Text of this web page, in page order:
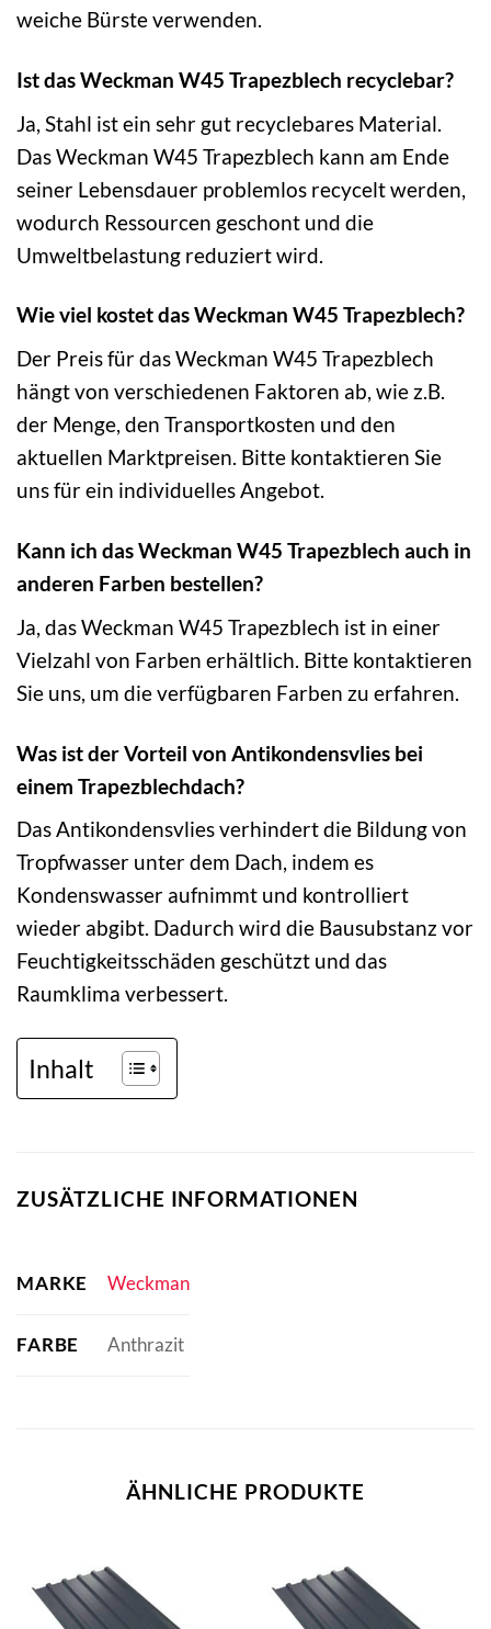
weiche Bürste verwenden.
Ist das Weckman W45 Trapezblech recyclebar?
Ja, Stahl ist ein sehr gut recyclebares Material.
Das Weckman W45 Trapezblech kann am Ende
seiner Lebensdauer problemlos recycelt werden,
wodurch Ressourcen geschont und die
Umweltbelastung reduziert wird.
Wie viel kostet das Weckman W45 Trapezblech?
Der Preis für das Weckman W45 Trapezblech
hängt von verschiedenen Faktoren ab, wie z.B.
der Menge, den Transportkosten und den
aktuellen Marktpreisen. Bitte kontaktieren Sie
uns für ein individuelles Angebot.
Kann ich das Weckman W45 Trapezblech auch in
anderen Farben bestellen?
Ja, das Weckman W45 Trapezblech ist in einer
Vielzahl von Farben erhältlich. Bitte kontaktieren
Sie uns, um die verfügbaren Farben zu erfahren.
Was ist der Vorteil von Antikondensvlies bei
einem Trapezblechdach?
Das Antikondensvlies verhindert die Bildung von
Tropfwasser unter dem Dach, indem es
Kondenswasser aufnimmt und kontrolliert
wieder abgibt. Dadurch wird die Bausubstanz vor
Feuchtigkeitsschäden geschützt und das
Raumklima verbessert.
Inhalt
ZUSÄTZLICHE INFORMATIONEN
MARKE Weckman
FARBE Anthrazit
ÄHNLICHE PRODUKTE